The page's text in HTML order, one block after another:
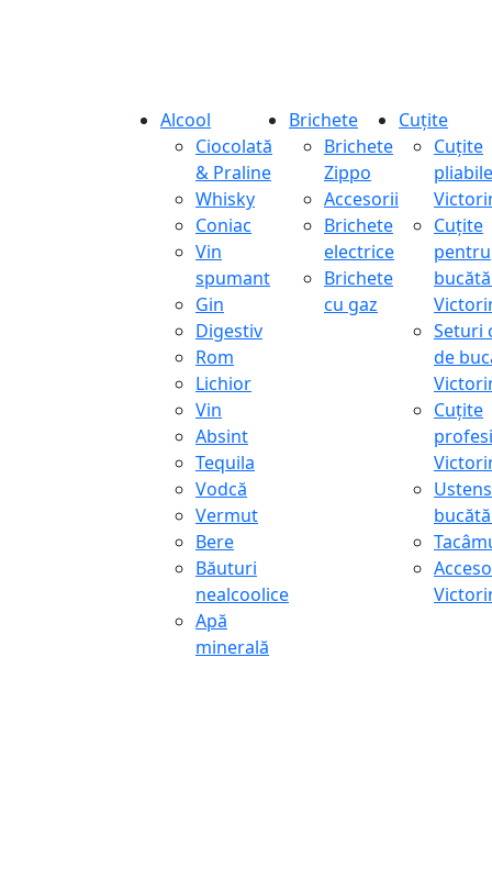
Alcool
Ciocolată
& Praline
Whisky
Coniac
Vin
spumant
Gin
Digestiv
Rom
Lichior
Vin
Absint
Tequila
Vodcă
Vermut
Bere
Băuturi
nealcoolice
Apă
minerală
Brichete
Brichete
Zippo
Accesorii
Brichete
electrice
Brichete
cu gaz
Cuțite
Cuțite
pliabile
Cuțite
pentru
Seturi
de
Cuțite